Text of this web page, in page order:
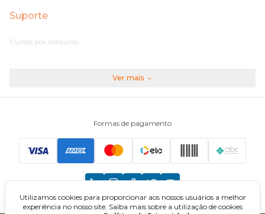
Suporte
Cursos por concurso
Principais Concursos
CNU
TCU
Ver mais
Formas de pagamento
Utilizamos cookies para proporcionar aos nossos usuários a melhor
experiência no nosso site. Saiba mais sobre a utilização de cookies